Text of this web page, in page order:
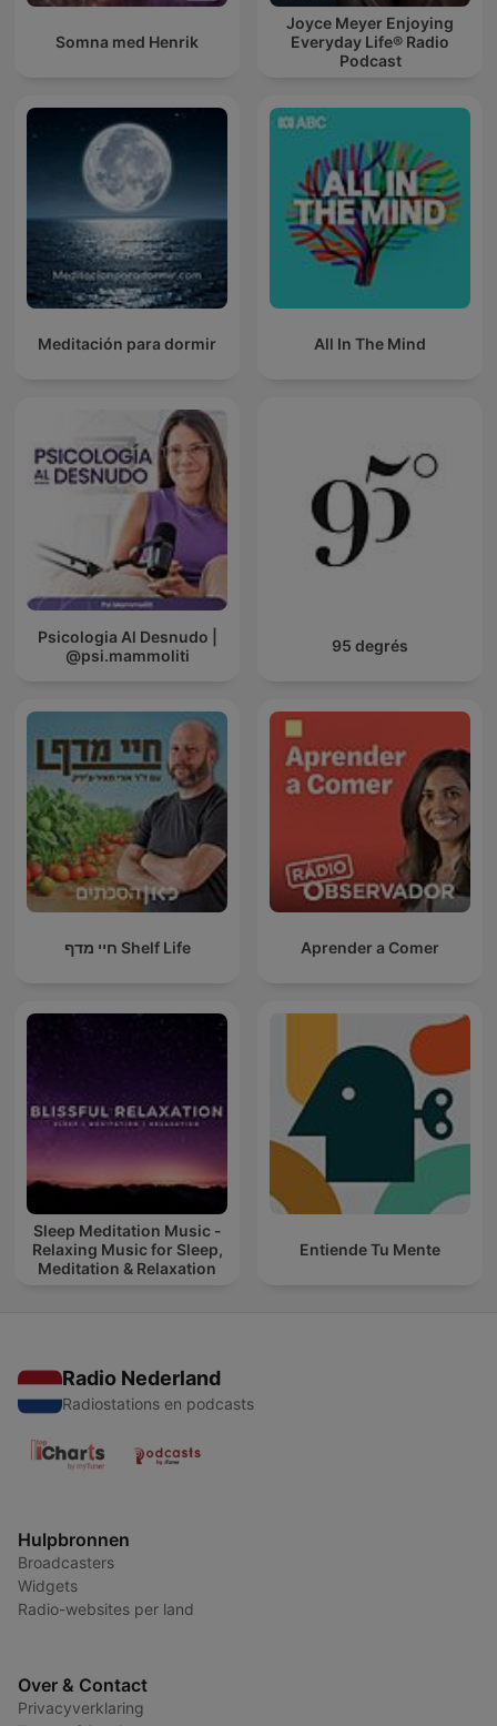
Somna med Henrik
Joyce Meyer Enjoying
Everyday Life® Radio
Podcast
Meditación para dormir All In The Mind
Psicologia Al Desnudo |
@psi.mammoliti
95 degrés
חיי מדף Shelf Life Aprender a Comer
Sleep Meditation Music -
Relaxing Music for Sleep,
Meditation & Relaxation
Entiende Tu Mente
Radio Nederland
Radiostations en podcasts
Hulpbronnen
Broadcasters
Widgets
Radio-websites per land
Over & Contact
Privacyverklaring